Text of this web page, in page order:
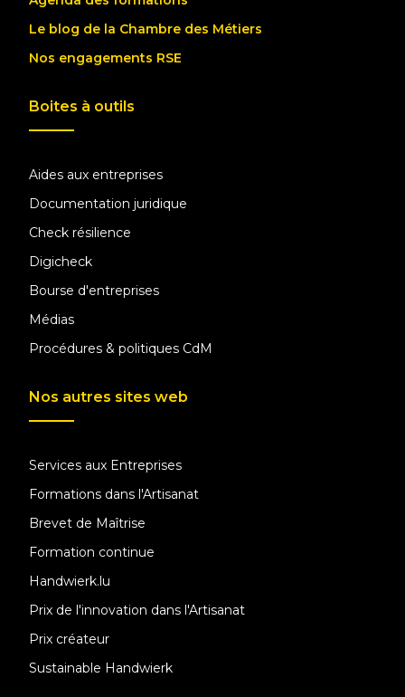
Le blog de la Chambre des Métiers
Nos engagements RSE
Boites à outils
Aides aux entreprises
Documentation juridique
Check résilience
Digicheck
Bourse d'entreprises
Médias
Procédures & politiques CdM
Nos autres sites web
Services aux Entreprises
Formations dans l'Artisanat
Brevet de Maîtrise
Formation continue
Handwierk.lu
Prix de l'innovation dans l'Artisanat
Prix créateur
Sustainable Handwierk